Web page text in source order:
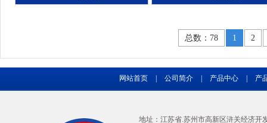
总数：78 1 2
网站首页 公司简介 产品中心 产
地址：江苏省.苏州市高新区浒关经济